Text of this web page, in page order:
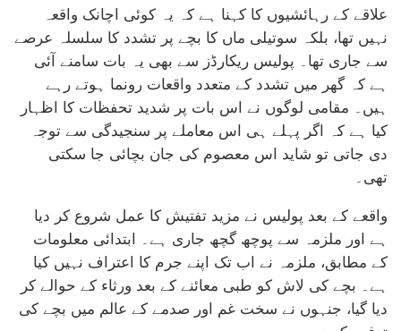
علاقے کے رہائشیوں کا کہنا ہے کہ یہ کوئی اچانک واقعہ
نہیں تھا، بلکہ سوتیلی ماں کا بچے پر تشدد کا سلسلہ عرصے
سے جاری تھا۔ پولیس ریکارڈز سے بھی یہ بات سامنے آئی
ہے کہ گھر میں تشدد کے متعدد واقعات رونما ہوتے رہے
ہیں۔ مقامی لوگوں نے اس بات پر شدید تحفظات کا اظہار
کیا ہے کہ اگر پہلے ہی اس معاملے پر سنجیدگی سے توجہ
دی جاتی تو شاید اس معصوم کی جان بچائی جا سکتی
تھی۔
واقعے کے بعد پولیس نے مزید تفتیش کا عمل شروع کر دیا
ہے اور ملزمہ سے پوچھ گچھ جاری ہے۔ ابتدائی معلومات
کے مطابق، ملزمہ نے اب تک اپنے جرم کا اعتراف نہیں کیا
ہے۔ بچے کی لاش کو طبی معائنے کے بعد ورثاء کے حوالے کر
دیا گیا، جنہوں نے سخت غم اور صدمے کے عالم میں بچے کی